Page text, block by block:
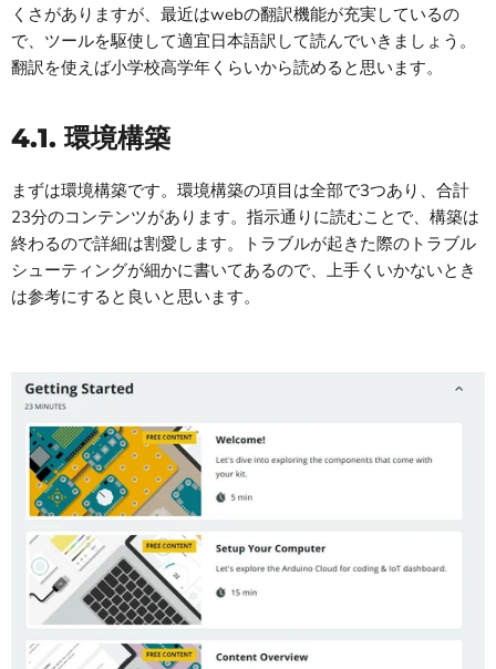
くさがありますが、最近はwebの翻訳機能が充実しているの
で、ツールを駆使して適宜日本語訳して読んでいきましょう。
翻訳を使えば小学校高学年くらいから読めると思います。
4.1. 環境構築
まずは環境構築です。環境構築の項目は全部で3つあり、合計
23分のコンテンツがあります。指示通りに読むことで、構築は
終わるので詳細は割愛します。トラブルが起きた際のトラブル
シューティングが細かに書いてあるので、上手くいかないとき
は参考にすると良いと思います。